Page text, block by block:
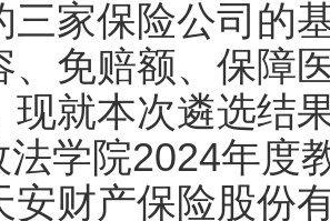
三家保险公司的
、免赔额、保障
现就本次遴选结
法学院2024年
安财产保险股份